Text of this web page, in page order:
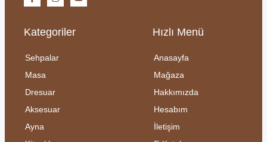
Kategoriler
Sehpalar
Masa
Dresuar
Aksesuar
Ayna
Hızlı Menü
Anasayfa
Mağaza
Hakkımızda
Hesabım
İletişim